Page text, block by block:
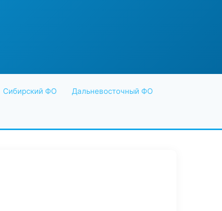
Сибирский ФО Дальневосточный ФО